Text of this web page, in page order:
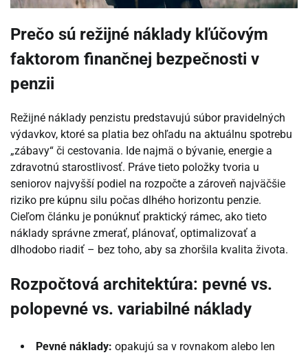
Prečo sú režijné náklady kľúčovým
faktorom finančnej bezpečnosti v
penzii
Režijné náklady penzistu predstavujú súbor pravidelných
výdavkov, ktoré sa platia bez ohľadu na aktuálnu spotrebu
„zábavy“ či cestovania. Ide najmä o bývanie, energie a
zdravotnú starostlivosť. Práve tieto položky tvoria u
seniorov najvyšší podiel na rozpočte a zároveň najväčšie
riziko pre kúpnu silu počas dlhého horizontu penzie.
Cieľom článku je ponúknuť praktický rámec, ako tieto
náklady správne zmerať, plánovať, optimalizovať a
dlhodobo riadiť – bez toho, aby sa zhoršila kvalita života.
Rozpočtová architektúra: pevné vs.
polopevné vs. variabilné náklady
Pevné náklady: opakujú sa v rovnakom alebo len